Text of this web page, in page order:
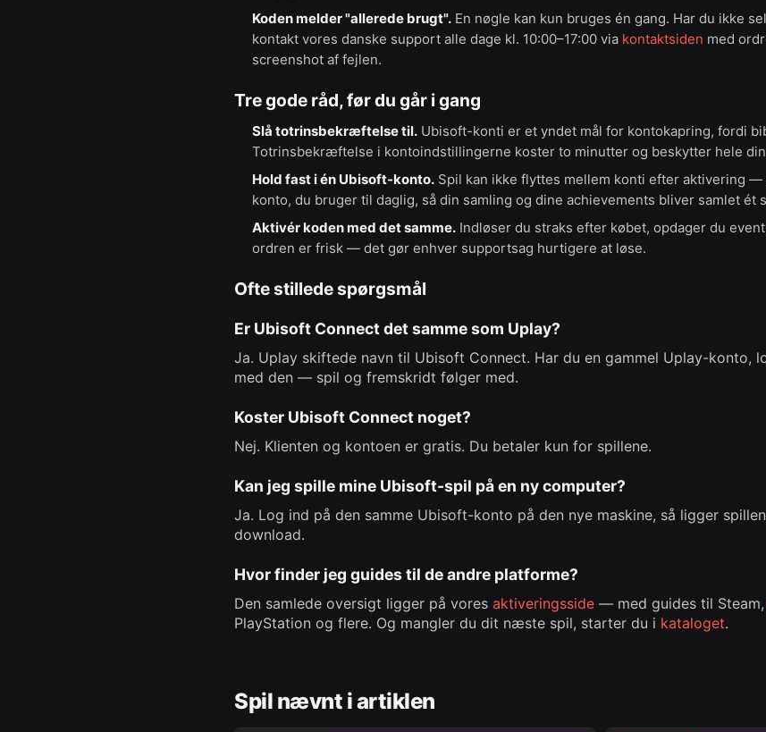
Koden melder "allerede brugt". En nøgle kan kun bruges én gang. Har du ikke
kontakt vores danske support alle dage kl. 10:00–17:00 via kontaktsiden med
screenshot af fejlen.
Tre gode råd, før du går i gang
Slå totrinsbekræftelse til. Ubisoft-konti er et yndet mål for kontokapring, fordi
Totrinsbekræftelse i kontoindstillingerne koster to minutter og beskytter hele
Hold fast i én Ubisoft-konto. Spil kan ikke flyttes mellem konti efter aktivering —
konto, du bruger til daglig, så din samling og dine achievements bliver samlet ét
Aktivér koden med det samme. Indløser du straks efter købet, opdager du
ordren er frisk — det gør enhver supportsag hurtigere at løse.
Ofte stillede spørgsmål
Er Ubisoft Connect det samme som Uplay?
Ja. Uplay skiftede navn til Ubisoft Connect. Har du en gammel Uplay-konto,
med den — spil og fremskridt følger med.
Koster Ubisoft Connect noget?
Nej. Klienten og kontoen er gratis. Du betaler kun for spillene.
Kan jeg spille mine Ubisoft-spil på en ny computer?
Ja. Log ind på den samme Ubisoft-konto på den nye maskine, så ligger
download.
Hvor finder jeg guides til de andre platforme?
Den samlede oversigt ligger på vores aktiveringsside — med guides til Steam,
PlayStation og flere. Og mangler du dit næste spil, starter du i kataloget.
Spil nævnt i artiklen